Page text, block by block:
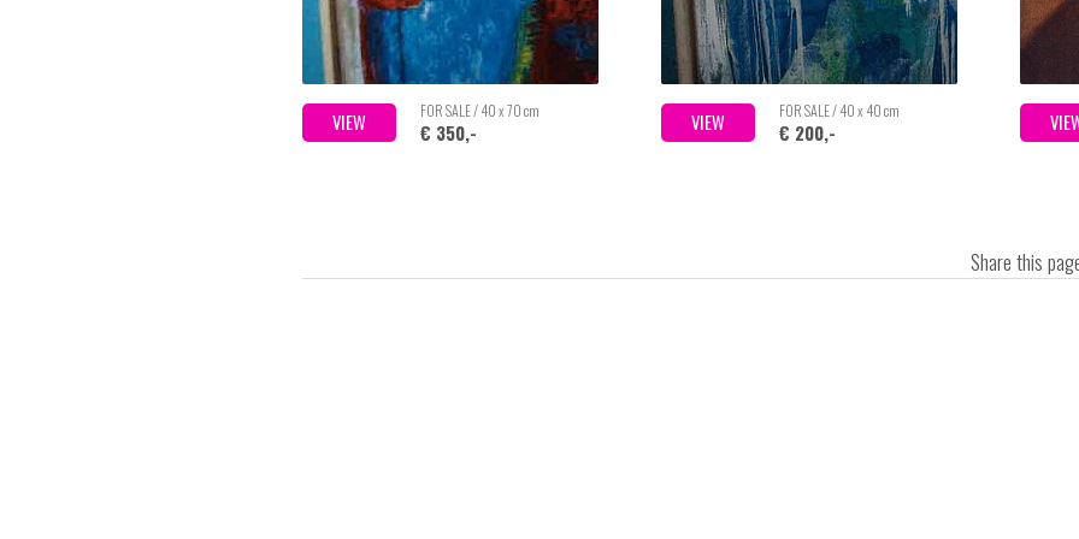
VIEW FOR SALE / 40 x 70 cm
€ 350,- VIEW FOR SALE / 40 x 40 cm
€ 200,-
Share this